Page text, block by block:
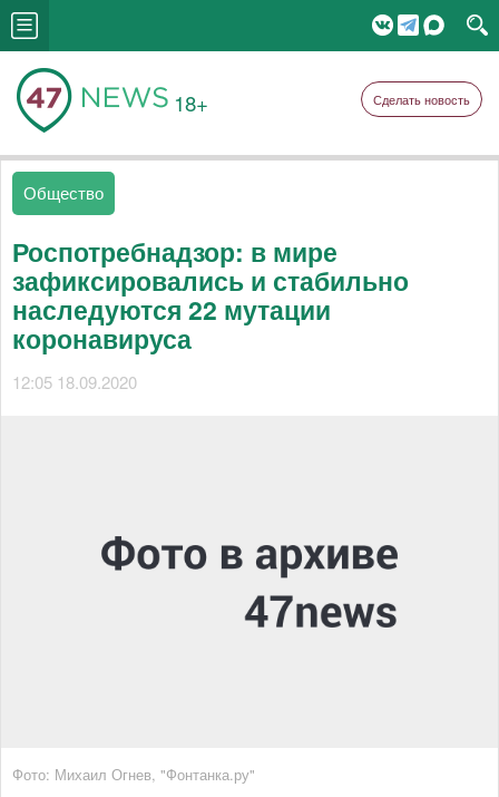
18+ Сделать новость
Общество
Роспотребнадзор: в мире
зафиксировались и стабильно
наследуются 22 мутации
коронавируса
12:05 18.09.2020
Фото: Михаил Огнев, "Фонтанка.ру"